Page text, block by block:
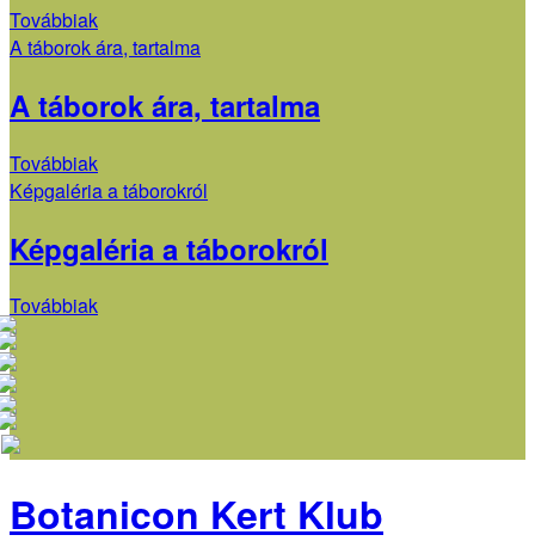
TovábbiakTáborismertető,
turnusok
A táborok ára, tartalma
A táborok ára, tartalma
TovábbiakA
táborok
tartalma
Képgaléria a táborokról
Képgaléria a táborokról
TovábbiakKépgaléria
Primary
Sidebar
Botanicon Kert Klub